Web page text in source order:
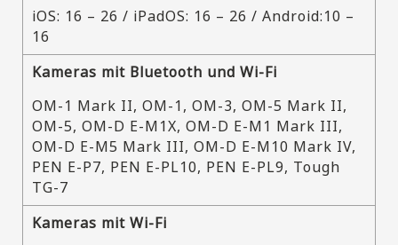
iOS: 16 – 26 / iPadOS: 16 – 26 / Android:10 –
16
Kameras mit Bluetooth und Wi-Fi
OM-1 Mark II, OM-1, OM-3, OM-5 Mark II,
OM-5, OM-D E-M1X, OM-D E-M1 Mark III,
OM-D E-M5 Mark III, OM-D E-M10 Mark IV,
PEN E-P7, PEN E-PL10, PEN E-PL9, Tough
TG-7
Kameras mit Wi-Fi